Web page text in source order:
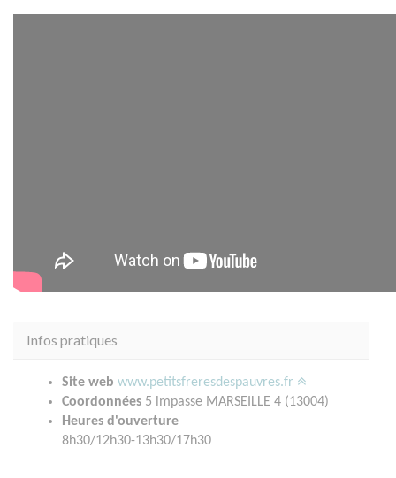
Infos pratiques
Site web www.petitsfreresdespauvres.fr
Coordonnées 5 impasse MARSEILLE 4 (13004)
Heures d'ouverture
8h30/12h30-13h30/17h30